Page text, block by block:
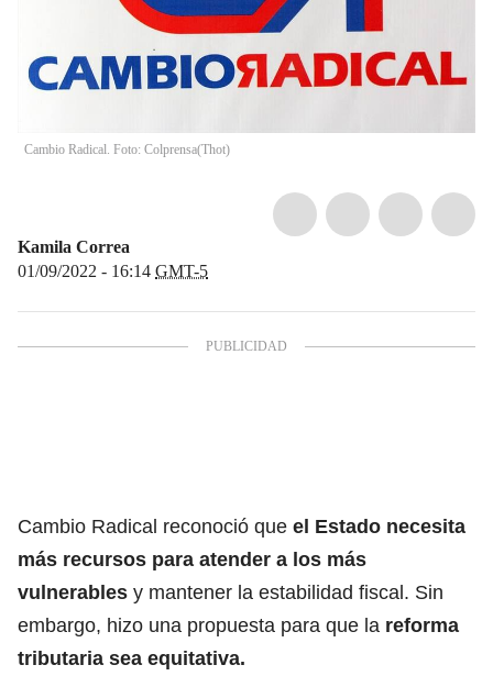
Cambio Radical. Foto: Colprensa(Thot)
Kamila Correa
01/09/2022 - 16:14 GMT-5
Cambio Radical reconoció que el Estado necesita
más recursos para atender a los más
vulnerables y mantener la estabilidad fiscal. Sin
embargo, hizo una propuesta para que la reforma
tributaria sea equitativa.